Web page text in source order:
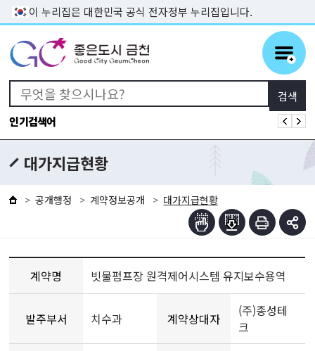
본문 바로가기
이 누리집은 대한민국 공식 전자정부 누리집입니다.
인기검색어
대가지급현황
공개행정 계약정보공개 대가지급현황
계약명 빗물펌프장 원격제어시스템 유지보수용역
발주부서 치수과 계약상대자
(주)종성테
크